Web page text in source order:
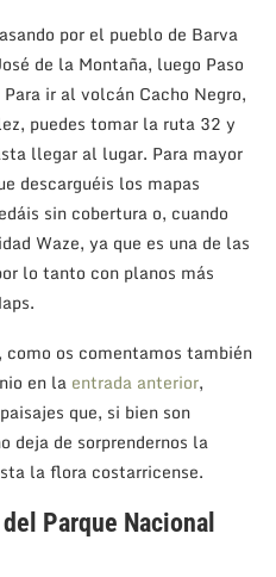
por el pueblo de Barva
de la Montaña, luego Paso
ir al volcán Cacho Negro,
puedes tomar la ruta 32 y
llegar al lugar. Para mayor
descarguéis los mapas
sin cobertura o, cuando
Waze, ya que es una de las
lo tanto con planos más
os comentamos también
en la entrada anterior,
que, si bien son
deja de sorprendernos la
la flora costarricense.
Parque Nacional